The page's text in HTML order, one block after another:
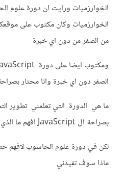
الخوارزميات ورايت ان دورة علوم
الخوارزميات وكان مكتوب على
من الصفر من دون اي خبرة
الصفر دون اي خبرة وانا محتار
ما هي الدورة التي تعلمني تطوير
بصراحة ال JavaScript افهم ما الذي سوف افعله في المستقبل
لكن في دورة علوم الحاسوب لافهم
ماذا سوف تفيدني